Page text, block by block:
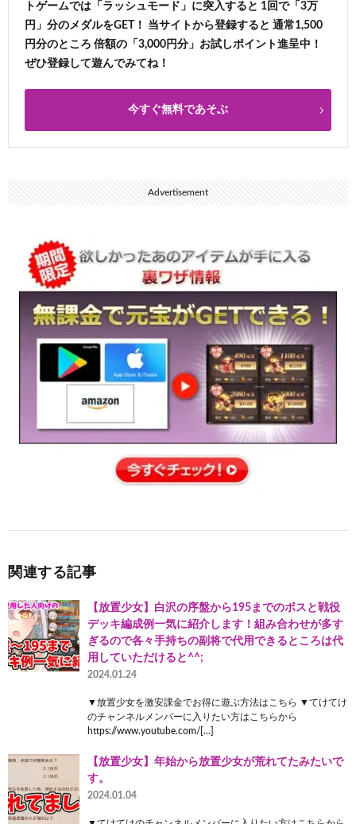
トゲームでは「ラッシュモード」に突入すると 1回で「3万
円」分のメダルをGET！ 当サイトから登録すると 通常1,500
円分のところ 倍額の「3,000円分」お試しポイント進呈中！
ぜひ登録して遊んでみてね！
今すぐ無料であそぶ
Advertisement
関連する記事
【放置少女】白沢の序盤から195までのボスと戦役
デッキ編成例一気に紹介します！組み合わせが多す
ぎるので各々手持ちの副将で代用できるところは代
用していただけると^^;
2024.01.24
▼放置少女を激安課金でお得に遊ぶ方法はこちら ▼てけてけ
のチャンネルメンバーに入りたい方はこちらから
https://www.youtube.com/[…]
【放置少女】年始から放置少女が荒れてたみたいで
す。
2024.01.04